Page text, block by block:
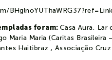
foram: Casa Aura, Lar
Maria Maria (Caritas
Haitibraz , Associação